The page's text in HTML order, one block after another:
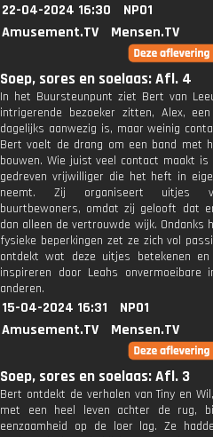
22-04-2024 16:30
NPO1
Amusement.TV
Mensen.TV
Soep, sores en soelaas: Afl. 4
In het Buursteunpunt ziet Bert van
intrigerende bezoeker zitten, Alex,
dagelijks aanwezig is, maar weinig
Bert voelt de drang om een band met
bouwen. Wie juist veel contact maakt is
gedreven vrijwilliger die het heft in
neemt. Zij organiseert uitjes
buurtbewoners, omdat zij gelooft dat
dan alleen de vertrouwde wijk. Ondanks
fysieke beperkingen zet ze zich vol
ontdekt wat deze uitjes betekenen
inspireren door Leahs onvermoeibare
anderen.
15-04-2024 16:31
NPO1
Amusement.TV
Mensen.TV
Soep, sores en soelaas: Afl. 3
Bert ontdekt de verhalen van Tiny en
met een heel leven achter de rug,
eenzaamheid op de loer lag. Ze